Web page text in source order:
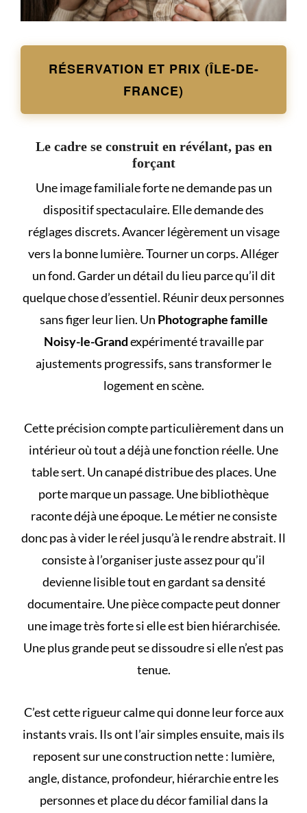
RÉSERVATION ET PRIX (ÎLE-DE-
FRANCE)
Le cadre se construit en révélant, pas en
forçant
Une image familiale forte ne demande pas un
dispositif spectaculaire. Elle demande des
réglages discrets. Avancer légèrement un visage
vers la bonne lumière. Tourner un corps. Alléger
un fond. Garder un détail du lieu parce qu’il dit
quelque chose d’essentiel. Réunir deux personnes
sans figer leur lien. Un Photographe famille
Noisy-le-Grandexpérimenté travaille par
ajustements progressifs, sans transformer le
logement en scène.
Cette précision compte particulièrement dans un
intérieur où tout a déjà une fonction réelle. Une
table sert. Un canapé distribue des places. Une
porte marque un passage. Une bibliothèque
raconte déjà une époque. Le métier ne consiste
donc pas à vider le réel jusqu’à le rendre abstrait. Il
consiste à l’organiser juste assez pour qu’il
devienne lisible tout en gardant sa densité
documentaire. Une pièce compacte peut donner
une image très forte si elle est bien hiérarchisée.
Une plus grande peut se dissoudre si elle n’est pas
tenue.
C’est cette rigueur calme qui donne leur force aux
instants vrais. Ils ont l’air simples ensuite, mais ils
reposent sur une construction nette : lumière,
angle, distance, profondeur, hiérarchie entre les
personnes et place du décor familial dans la